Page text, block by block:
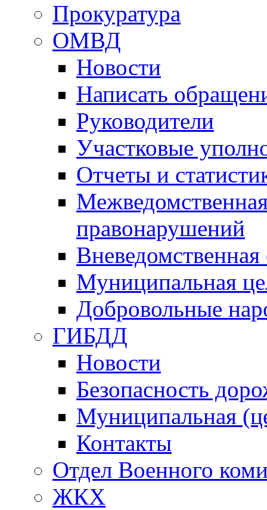
Прокуратура
ОМВД
Новости
Написать
Руководители
Участковые
Отчеты и
правонарушений
Вневедомственная
Муниципальная
Добровольные
ГИБДД
Новости
Безопасность
Муниципальная
Контакты
Отдел Военного
ЖКХ